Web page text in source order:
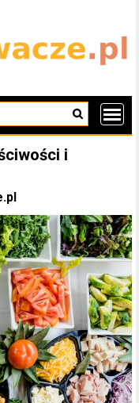
i